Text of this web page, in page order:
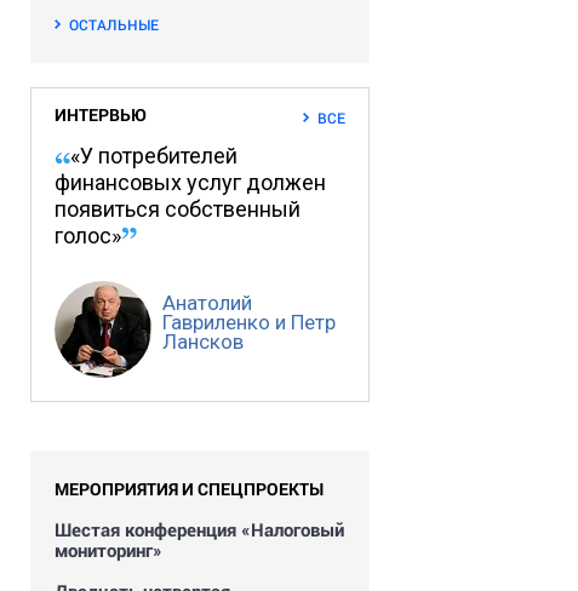
ОСТАЛЬНЫЕ
ИНТЕРВЬЮ ВСЕ
«У потребителей
финансовых услуг должен
появиться собственный
голос»
Анатолий
Гавриленко и Петр
Лансков
МЕРОПРИЯТИЯ И СПЕЦПРОЕКТЫ
Шестая конференция «Налоговый
мониторинг»